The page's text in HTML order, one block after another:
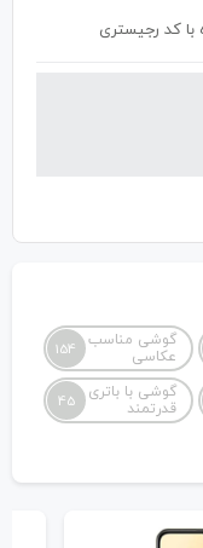
گوشی مناسب
عکاسی
154
گوشی با باتری
قدرتمند
45